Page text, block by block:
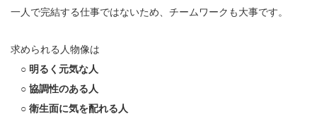
一人で完結する仕事ではないため、チームワークも大事です。
求められる人物像は
○ 明るく元気な人
○ 協調性のある人
○ 衛生面に気を配れる人